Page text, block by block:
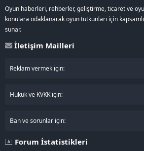
Oyun haberleri, rehberler, geliştirme, ticaret ve
konulara odaklanarak oyun tutkunları için
sunar.
İletişim Mailleri
Reklam vermek için:
Hukuk ve KVKK için:
Ban ve sorunlar için:
Forum İstatistikleri